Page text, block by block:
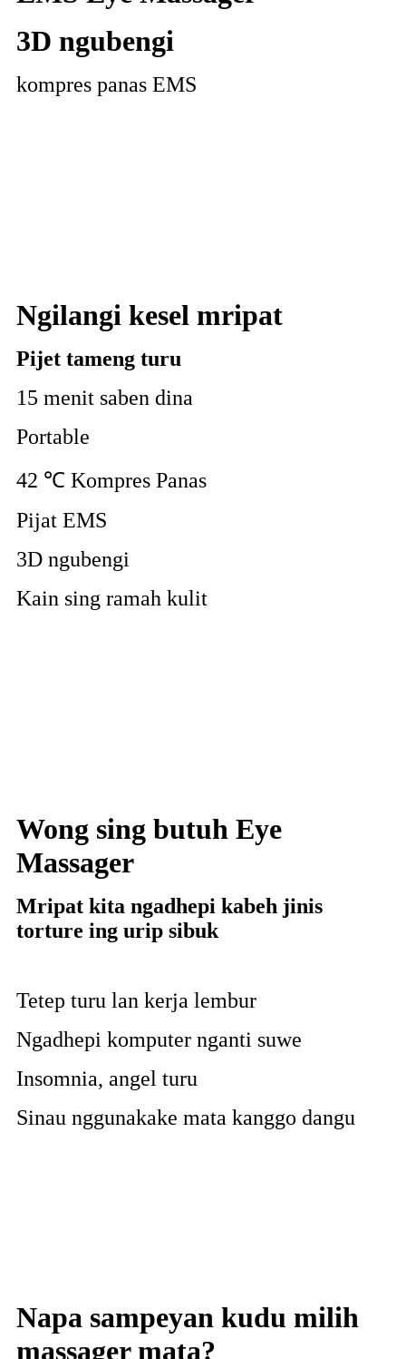
3D ngubengi
kompres panas EMS
Ngilangi kesel mripat
Pijet tameng turu
15 menit saben dina
Portable
42 ℃ Kompres Panas
Pijat EMS
3D ngubengi
Kain sing ramah kulit
Wong sing butuh Eye
Massager
Mripat kita ngadhepi kabeh jinis
torture ing urip sibuk
Tetep turu lan kerja lembur
Ngadhepi komputer nganti suwe
Insomnia, angel turu
Sinau nggunakake mata kanggo dangu
Napa sampeyan kudu milih
massager mata?